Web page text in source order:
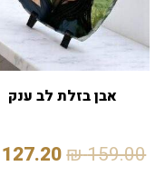
אבן בזלת לב ענק
159.00
₪
127.20